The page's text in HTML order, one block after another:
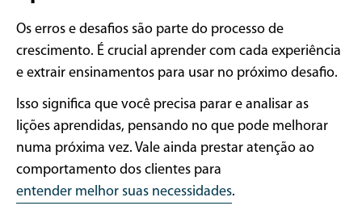
Os erros e desafios são parte do processo de
crescimento. É crucial aprender com cada experiência
e extrair ensinamentos para usar no próximo desafio.
Isso significa que você precisa parar e analisar as
lições aprendidas, pensando no que pode melhorar
numa próxima vez. Vale ainda prestar atenção ao
comportamento dos clientes para
entender melhor suas necessidades.